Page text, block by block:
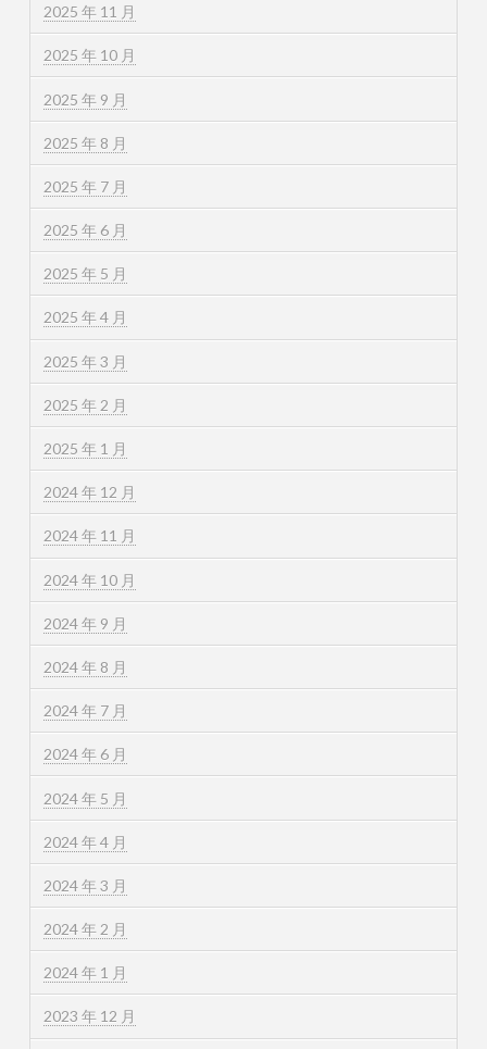
2025 年 11 月
2025 年 10 月
2025 年 9 月
2025 年 8 月
2025 年 7 月
2025 年 6 月
2025 年 5 月
2025 年 4 月
2025 年 3 月
2025 年 2 月
2025 年 1 月
2024 年 12 月
2024 年 11 月
2024 年 10 月
2024 年 9 月
2024 年 8 月
2024 年 7 月
2024 年 6 月
2024 年 5 月
2024 年 4 月
2024 年 3 月
2024 年 2 月
2024 年 1 月
2023 年 12 月